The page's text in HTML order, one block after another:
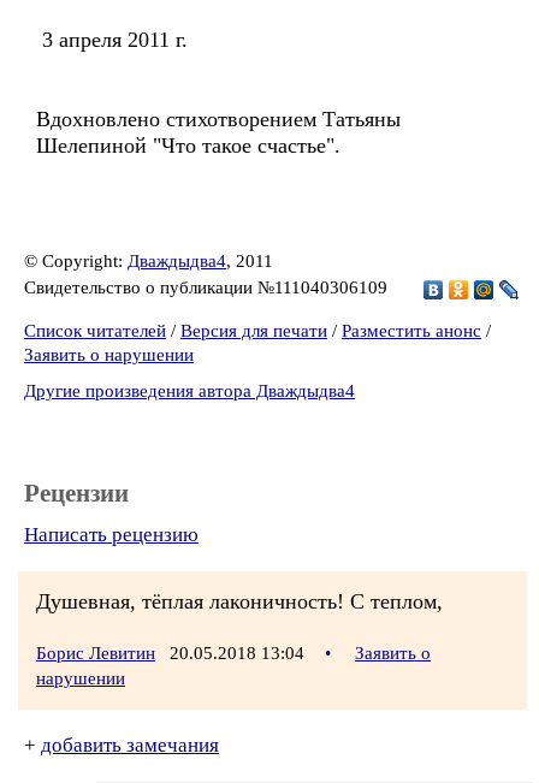
3 апреля 2011 г.
Вдохновлено стихотворением Татьяны
Шелепиной "Что такое счастье".
© Copyright: Дваждыдва4, 2011
Свидетельство о публикации №111040306109
Список читателей / Версия для печати / Разместить анонс /
Заявить о нарушении
Другие произведения автора Дваждыдва4
Рецензии
Написать рецензию
Душевная, тёплая лаконичность! С теплом,
Борис Левитин 20.05.2018 13:04 •
Заявить о
нарушении
+ добавить замечания